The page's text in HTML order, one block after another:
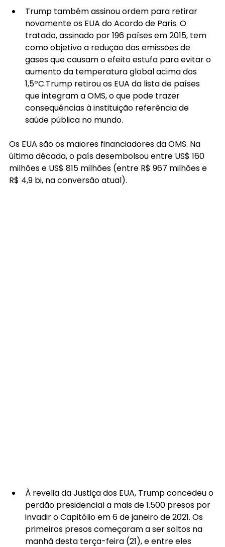
Trump também assinou ordem para retirar
novamente os EUA do Acordo de Paris. O
tratado, assinado por 196 países em 2015, tem
como objetivo a redução das emissões de
gases que causam o efeito estufa para evitar o
aumento da temperatura global acima dos
1,5ºC.Trump retirou os EUA da lista de países
que integram a OMS, o que pode trazer
consequências à instituição referência de
saúde pública no mundo.
Os EUA são os maiores financiadores da OMS. Na
última década, o país desembolsou entre US$ 160
milhões e US$ 815 milhões (entre R$ 967 milhões e
R$ 4,9 bi, na conversão atual).
À revelia da Justiça dos EUA, Trump concedeu o
perdão presidencial a mais de 1.500 presos por
invadir o Capitólio em 6 de janeiro de 2021. Os
primeiros presos começaram a ser soltos na
manhã desta terça-feira (21), e entre eles